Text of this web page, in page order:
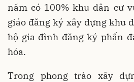
năm có 100% khu dân cư
giáo đăng ký xây dựng khu
hộ gia đình đăng ký phấn
hóa.
Trong phong trào xây